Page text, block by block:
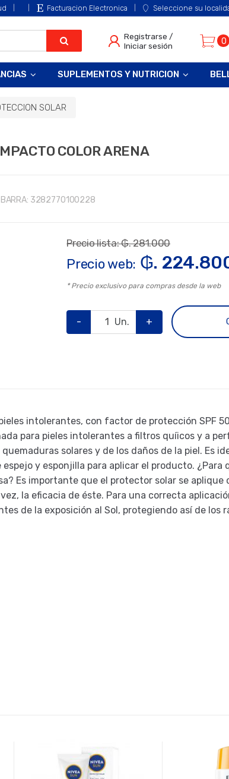
Facturacion Electronica Seleccione su
Registrarse /
Iniciar sesión
0
SUPLEMENTOS Y NUTRICION
SOLAR
COLOR ARENA
3282770100228
Precio lista: ₲. 281.000
Precio web: ₲.
* Precio exclusivo para compras desde la web
- Un. +
intolerantes, con factor de protección SPF
para pieles intolerantes a filtros quíicos y a
solares y de los daños de la piel. Es
y esponjilla para aplicar el producto. ¿Para
Es importante que el protector solar se aplique
la eficacia de éste. Para una correcta
de la exposición al Sol, protegiendo así de los